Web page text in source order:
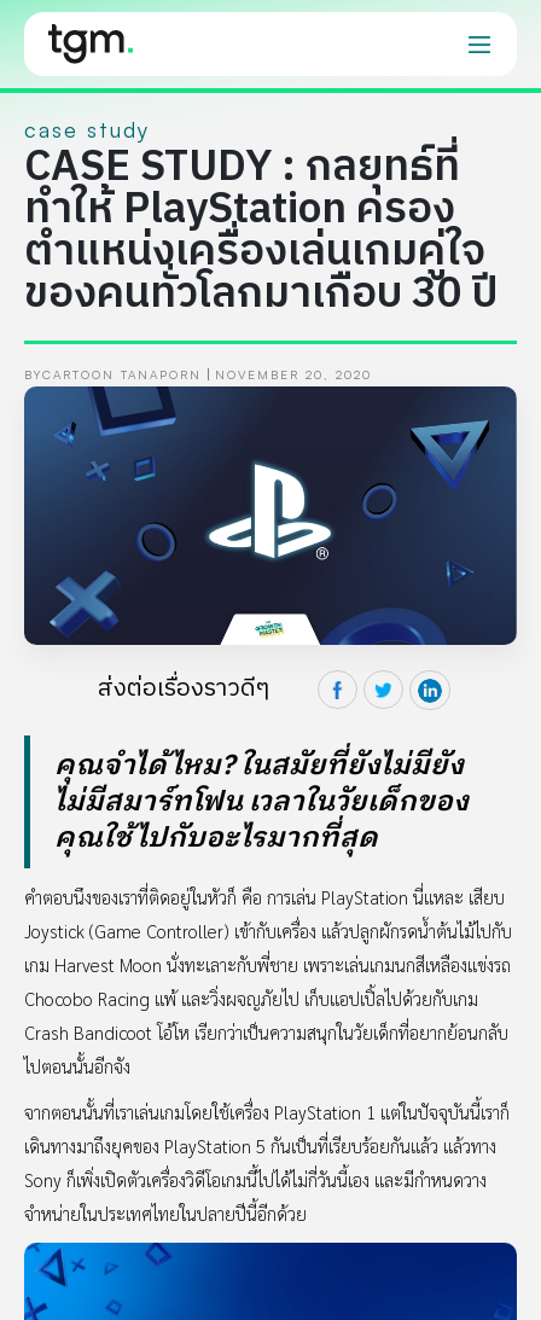
case study
CASE STUDY : กลยุทธ์ที่
ทำให้ PlayStation ครอง
ตำแหน่งเครื่องเล่นเกมคู่ใจ
ของคนทั่วโลกมาเกือบ 30 ปี
BYCARTOON TANAPORN NOVEMBER 20, 2020
ส่งต่อเรื่องราวดีๆ
คุณจำได้ไหม? ในสมัยที่ยังไม่มียัง
ไม่มีสมาร์ทโฟน เวลาในวัยเด็กของ
คุณใช้ไปกับอะไรมากที่สุด
คำตอบนึงของเราที่ติดอยู่ในหัวก็ คือ การเล่น PlayStation นี่แหละ เสียบ
Joystick (Game Controller) เข้ากับเครื่อง แล้วปลูกผักรดน้ำต้นไม้ไปกับ
เกม Harvest Moon นั่งทะเลาะกับพี่ชาย เพราะเล่นเกมนกสีเหลืองแข่งรถ
Chocobo Racing แพ้ และวิ่งผจญภัยไป เก็บแอปเปิ้ลไปด้วยกับเกม
Crash Bandicoot โอ้โห เรียกว่าเป็นความสนุกในวัยเด็กที่อยากย้อนกลับ
ไปตอนนั้นอีกจัง
จากตอนนั้นที่เราเล่นเกมโดยใช้เครื่อง PlayStation 1 แต่ในปัจจุบันนี้เราก็
เดินทางมาถึงยุคของ PlayStation 5 กันเป็นที่เรียบร้อยกันแล้ว แล้วทาง
Sony ก็เพิ่งเปิดตัวเครื่องวิดีโอเกมนี้ไปได้ไม่กี่วันนี้เอง และมีกำหนดวาง
จำหน่ายในประเทศไทยในปลายปีนี้อีกด้วย